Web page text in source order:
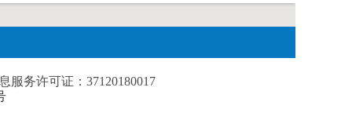
服务许可证：37120180017